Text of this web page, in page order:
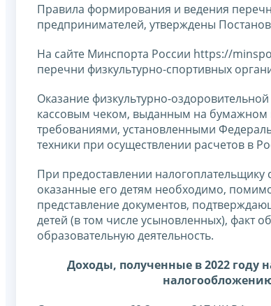
Правила формирования и ведения
предпринимателей, утверждены
На сайте Минспорта России https://
перечни физкультурно-спортивных
Оказание физкультурно-
кассовым чеком, выданным на бумажном
требованиями, установленными
техники при осуществлении расчетов в
При предоставлении налогоплательщику
оказанные его детям необходимо,
представление документов,
детей (в том числе усыновленных), факт
образовательную деятельность.
Доходы, полученные в 2022 году